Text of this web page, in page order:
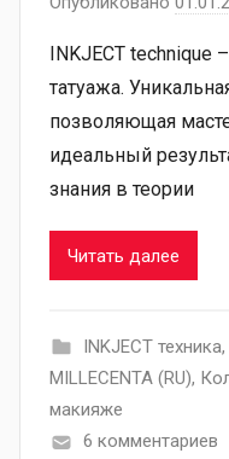
INKJECT technique
татуажа.
позволяющая
идеальный
знания в теории
Читать далее
INKJECT техника,
MILLECENTA (RU),
макияже
6 комментариев